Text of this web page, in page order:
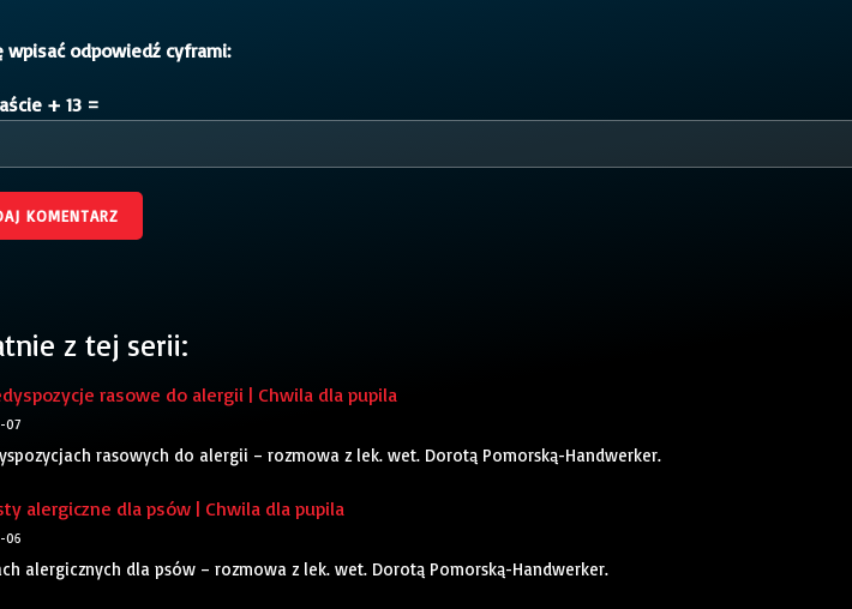
wpisać odpowiedź cyframi:
+ 13 =
z tej serii:
rasowe do alergii | Chwila dla pupila
07
rasowych do alergii – rozmowa z lek. wet. Dorotą Pomorską-Handwerker.
alergiczne dla psów | Chwila dla pupila
06
alergicznych dla psów – rozmowa z lek. wet. Dorotą Pomorską-Handwerker.